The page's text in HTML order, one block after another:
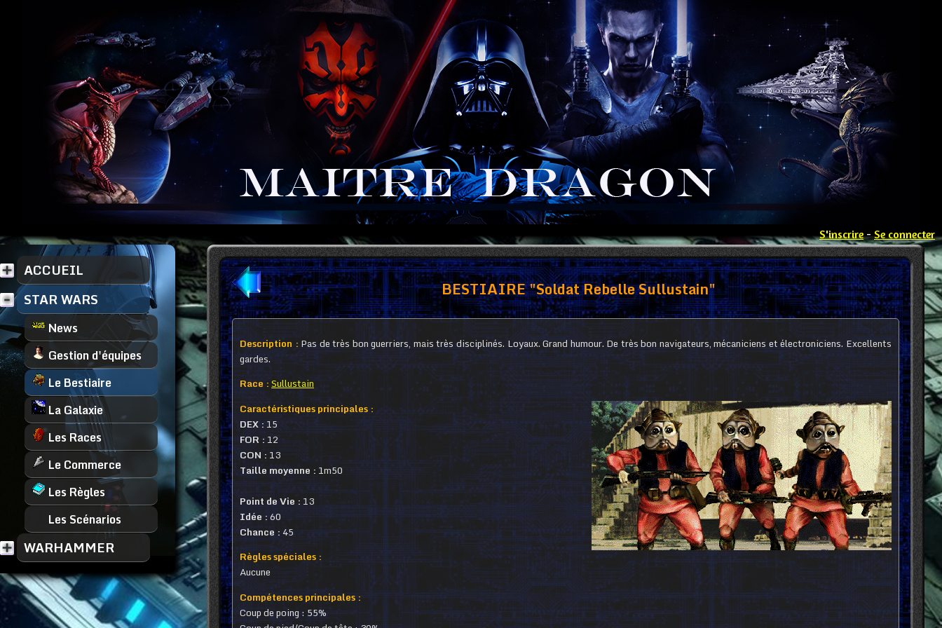
ACCUEIL
STAR WARS
News
Gestion d'équipes
Le Bestiaire
La Galaxie
Les Races
Le Commerce
Les Règles
Les Scénarios
WARHAMMER
S'inscrire-Se connecter
BESTIAIRE "Soldat Rebelle Sullustain"
Description : Pas de très bon guerriers, mais très disciplinés. Loyaux. Grand humour. De très bon navigateurs, mécaniciens et électroniciens. Excellents
gardes.
Race :Sullustain
Caractéristiques principales :
DEX : 15
FOR : 12
CON : 13
Taille moyenne : 1m50
Point de Vie : 13
Idée :60
Chance : 45
Règles spéciales :
Aucune
Compétences principales :
Coup de poing : 55%